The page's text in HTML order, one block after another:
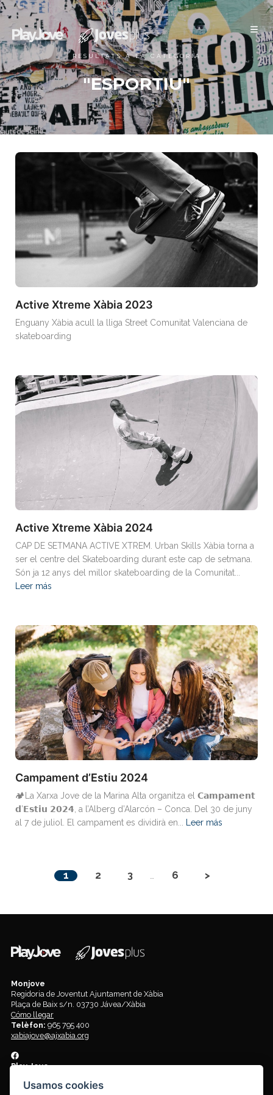
Xàbia Jove
RESULTATS A LA CATEGORIA
"ESPORTIU"
Active Xtreme Xàbia 2023
Enguany Xàbia acull la lliga Street Comunitat Valenciana de
skateboarding
Active Xtreme Xàbia 2024
CAP DE SETMANA ACTIVE XTREM. Urban Skills Xàbia torna a
ser el centre del Skateboarding durant este cap de setmana.
Són ja 12 anys del millor skateboarding de la Comunitat...
Leer más
Campament d’Estiu 2024
🏕️La Xarxa Jove de la Marina Alta organitza el 𝗖𝗮𝗺𝗽𝗮𝗺𝗲𝗻𝘁
𝗱’𝗘𝘀𝘁𝗶𝘂 𝟮𝟬𝟮𝟰, a l’Alberg d’Alarcón – Conca. Del 30 de juny
al 7 de juliol. El campament es dividirà en... Leer más
1 2 3 6 >
Monjove
Regidoria de Joventut Ajuntament de Xàbia
Plaça de Baix s/n. 03730 Jávea/Xàbia
Cómo llegar
Telèfon: 965 795 400
xabiajove@ajxabia.org
Play Jove
encuentro y diversión
Usamos cookies